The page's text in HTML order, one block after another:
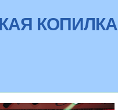
КОПИЛКА